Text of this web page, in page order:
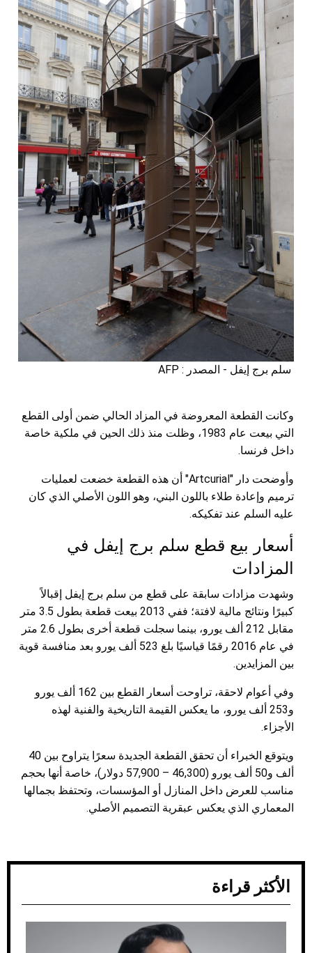
سلم برج إيفل - المصدر : AFP
وكانت القطعة المعروضة في المزاد الحالي ضمن أولى القطع
التي بيعت عام 1983، وظلت منذ ذلك الحين في ملكية خاصة
داخل فرنسا.
وأوضحت دار "Artcurial" أن هذه القطعة خضعت لعمليات
ترميم وإعادة طلاء باللون البني، وهو اللون الأصلي الذي كان
عليه السلم عند تفكيكه.
أسعار بيع قطع سلم برج إيفل في
المزادات
وشهدت مزادات سابقة على قطع من سلم برج إيفل إقبالاً
كبيرًا ونتائج مالية لافتة؛ ففي 2013 بيعت قطعة بطول 3.5 متر
مقابل 212 ألف يورو، بينما سجلت قطعة أخرى بطول 2.6 متر
في عام 2016 رقمًا قياسيًا بلغ 523 ألف يورو بعد منافسة قوية
بين المزايدين.
وفي أعوام لاحقة، تراوحت أسعار القطع بين 162 ألف يورو
و253 ألف يورو، ما يعكس القيمة التاريخية والفنية لهذه
الأجزاء.
ويتوقع الخبراء أن تحقق القطعة الجديدة سعرًا يتراوح بين 40
ألف و50 ألف يورو (46,300 – 57,900 دولار)، خاصة أنها بحجم
مناسب للعرض داخل المنازل أو المؤسسات، وتحتفظ بجمالها
المعماري الذي يعكس عبقرية التصميم الأصلي.
الأكثر قراءة